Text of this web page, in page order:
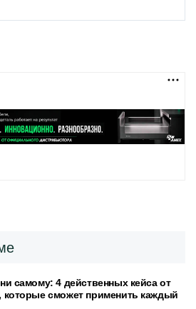
самому: 4 действенных кейса от
которые сможет применить каждый